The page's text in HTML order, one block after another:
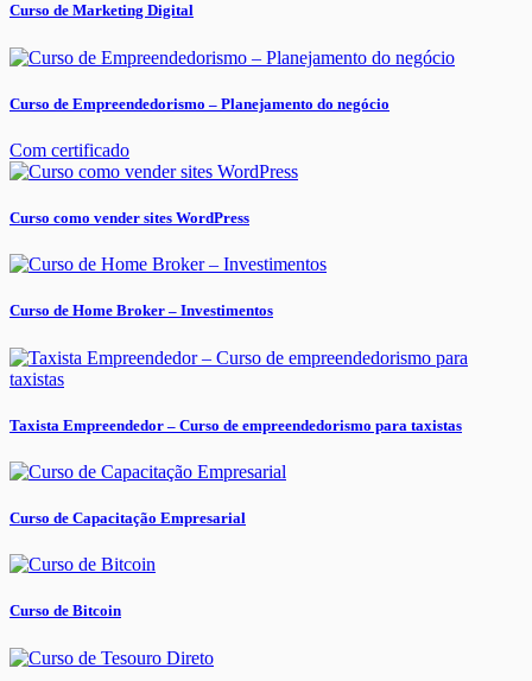
Curso de Marketing Digital
Curso de Empreendedorismo – Planejamento do negócio
Com certificado
Curso como vender sites WordPress
Curso de Home Broker – Investimentos
Taxista Empreendedor – Curso de empreendedorismo para taxistas
Curso de Capacitação Empresarial
Curso de Bitcoin